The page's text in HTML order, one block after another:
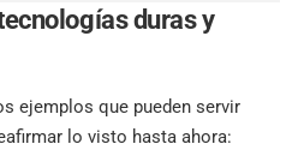
duras y
ejemplos que pueden servir
lo visto hasta ahora: